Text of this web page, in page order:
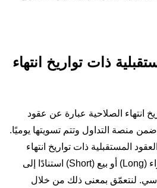
ذات تواريخ انتهاء
انتهاء الصلاحية عبارة عن عقود
ضمن منصة التداول وتتم تسويتها يوميًا.
المستقبلية ذات تواريخ انتهاء
الصلاحية لفتح صفقات شراء (Long) أو بيع (Short) استنادًا إلى
لنتعمّق بمعنى ذلك من خلال